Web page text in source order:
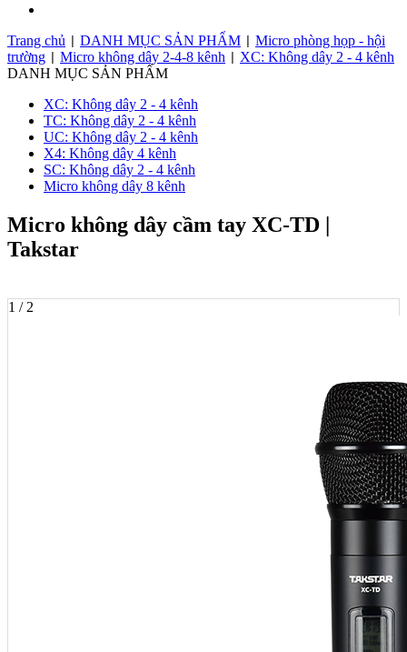
Trang chủ
DANH MỤC SẢN PHẨM
Micro phòng họp - hội
trường
Micro không dây 2-4-8 kênh
XC: Không dây 2 - 4 kênh
DANH MỤC SẢN PHẨM
XC: Không dây 2 - 4 kênh
TC: Không dây 2 - 4 kênh
UC: Không dây 2 - 4 kênh
X4: Không dây 4 kênh
SC: Không dây 2 - 4 kênh
Micro không dây 8 kênh
Micro không dây cầm tay XC-TD |
Takstar
1 / 2